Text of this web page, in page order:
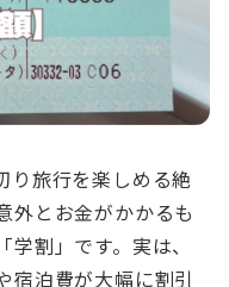
り旅行を楽しめる絶
外とお金がかかるも
割」です。実は、
宿泊費が大幅に割引